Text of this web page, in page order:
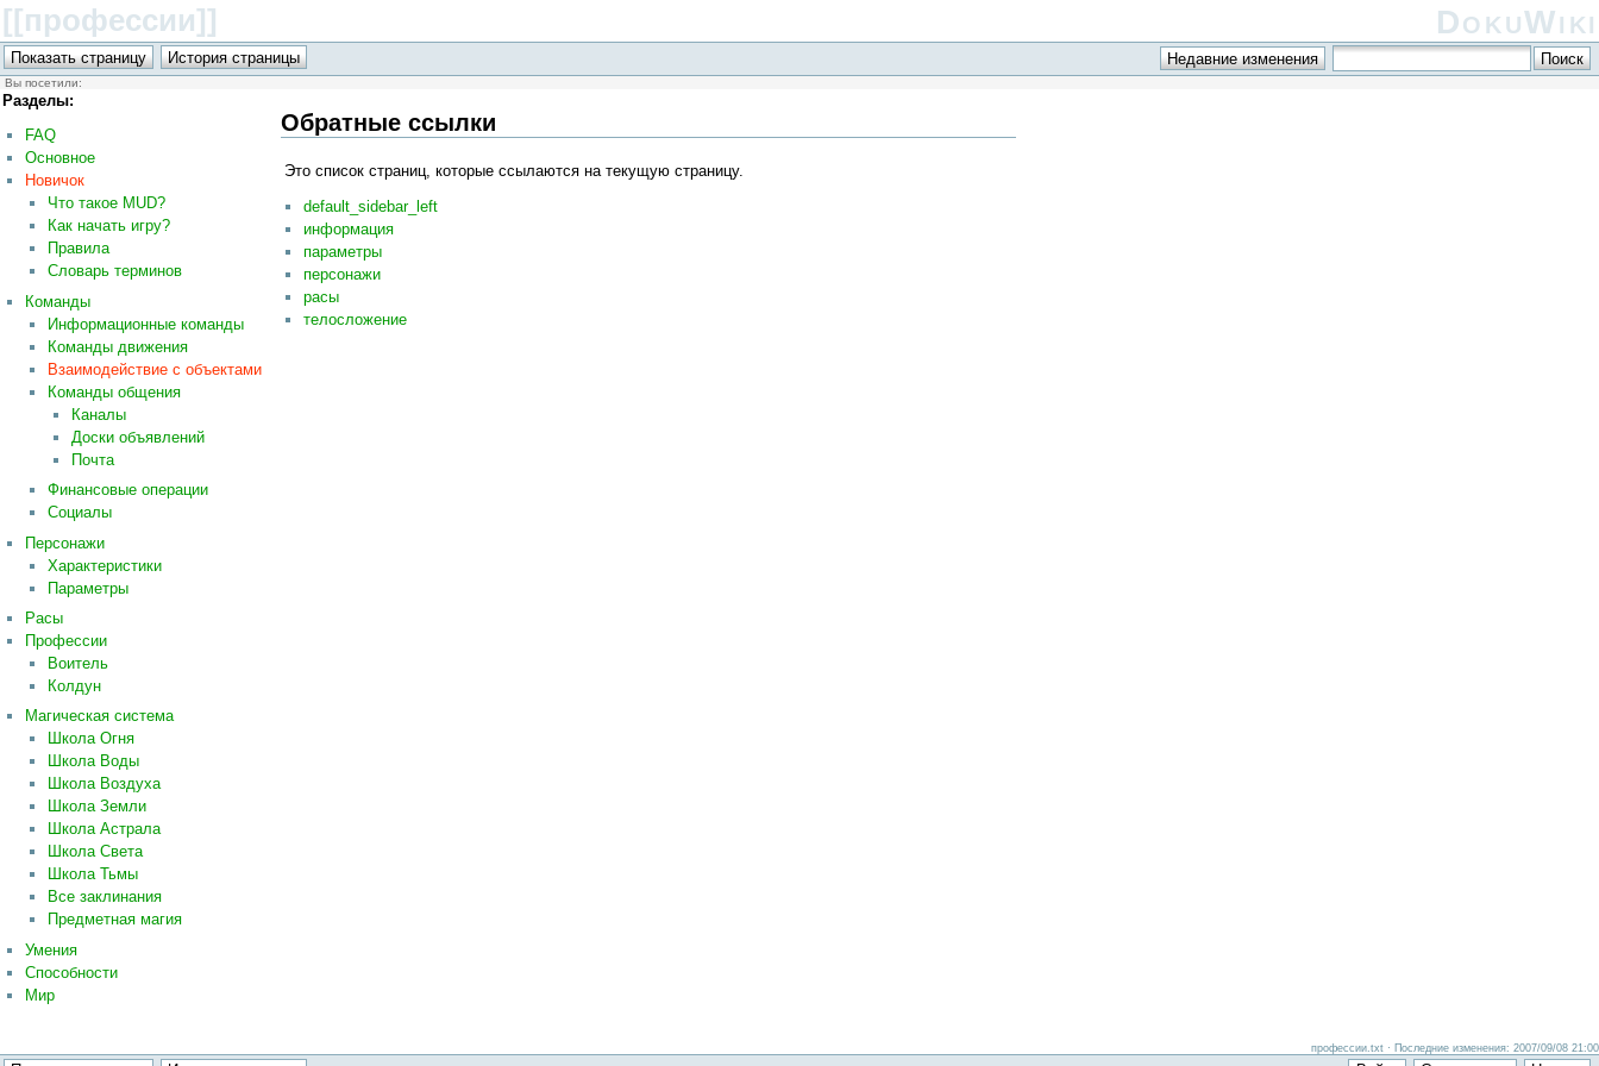
[[профессии]] DokuWiki
Вы посетили:
Разделы:
FAQ
Основное
Новичок
Что такое MUD?
Как начать игру?
Правила
Словарь терминов
Команды
Информационные команды
Команды движения
Взаимодействие с объектами
Команды общения
Каналы
Доски объявлений
Почта
Финансовые операции
Социалы
Персонажи
Характеристики
Параметры
Расы
Профессии
Воитель
Колдун
Магическая система
Школа Огня
Школа Воды
Школа Воздуха
Школа Земли
Школа Астрала
Школа Света
Школа Тьмы
Все заклинания
Предметная магия
Умения
Способности
Мир
Обратные ссылки
Это список страниц, которые ссылаются на текущую страницу.
default_sidebar_left
информация
параметры
персонажи
расы
телосложение
профессии.txt · Последние изменения: 2007/09/08 21:00